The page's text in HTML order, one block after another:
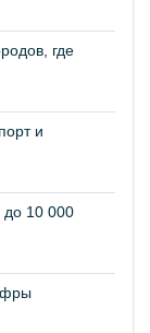
где
и
10 000